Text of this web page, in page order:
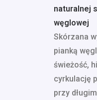
naturalnej
węglowej
Skórzana
pianką
świeżość,
cyrkulację
przy